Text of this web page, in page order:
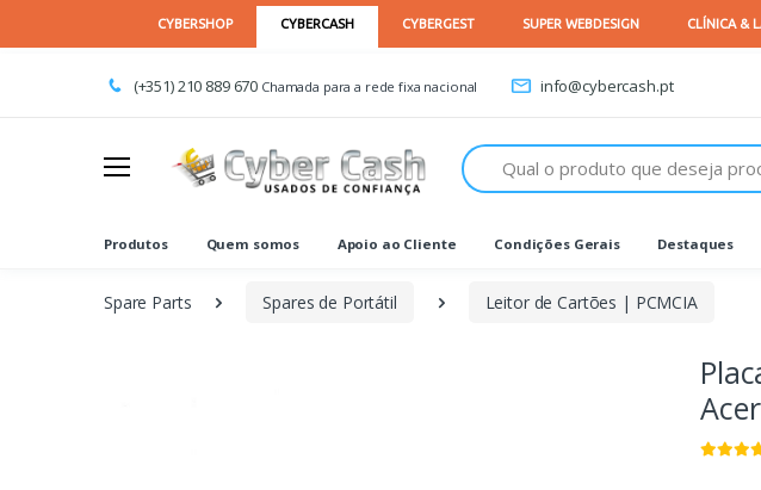
(+351) 210 889 670 Chamada para a rede fixa nacional info@cybercash.pt
Procurar
Produtos Quem somos Apoio ao Cliente Condições Gerais Destaques
Spare Parts Spares de Portátil Leitor de Cartões | PCMCIA